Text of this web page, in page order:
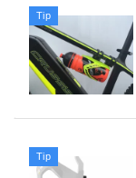
Tip
Tip